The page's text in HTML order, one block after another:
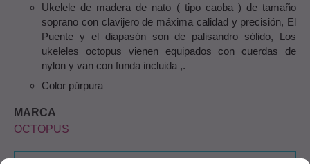
Ukelele de madera de nato ( tipo caoba ) de tamaño
soprano con clavijero de máxima calidad y precisión, El
Puente y el diapasón son de palisandro sólido, Los
ukeleles octopus vienen equipados con cuerdas de
nylon y van con funda incluida ,.
Color púrpura
MARCA
OCTOPUS